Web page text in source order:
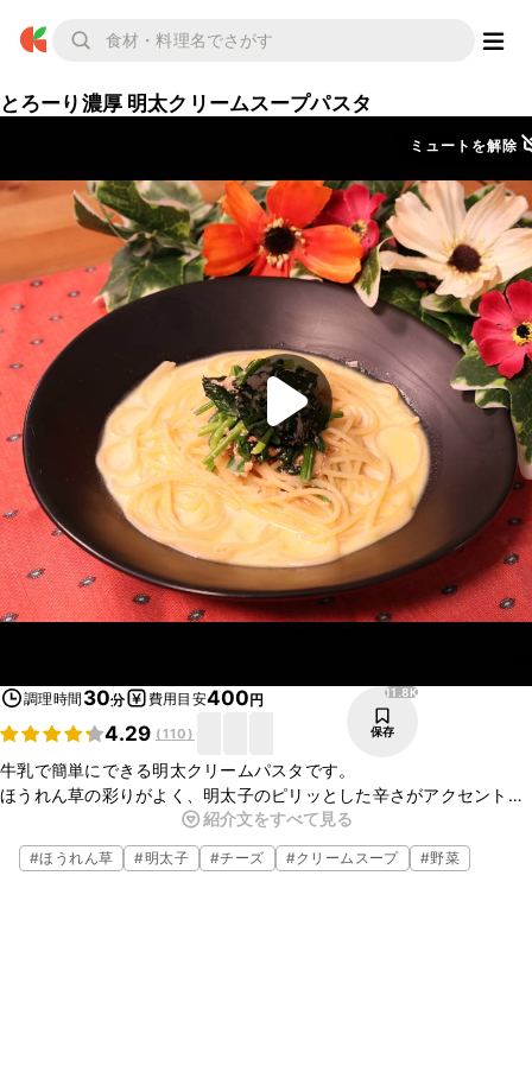
とろーり濃厚 明太クリームスープパスタ
ミュートを解除
調理時間 30分 費用目安400円
4.29 (110)
11.8K
保存
牛乳で簡単にできる明太クリームパスタです。
ほうれん草の彩りがよく、明太子のピリッとした辛さがアクセントに
バターでコクをプラスしているので、牛乳でもしっかりとした味わい
のスープパスタになっています。
紹介文をすべて見る
#ほうれん草 #明太子 #チーズ #クリームスープ #野菜